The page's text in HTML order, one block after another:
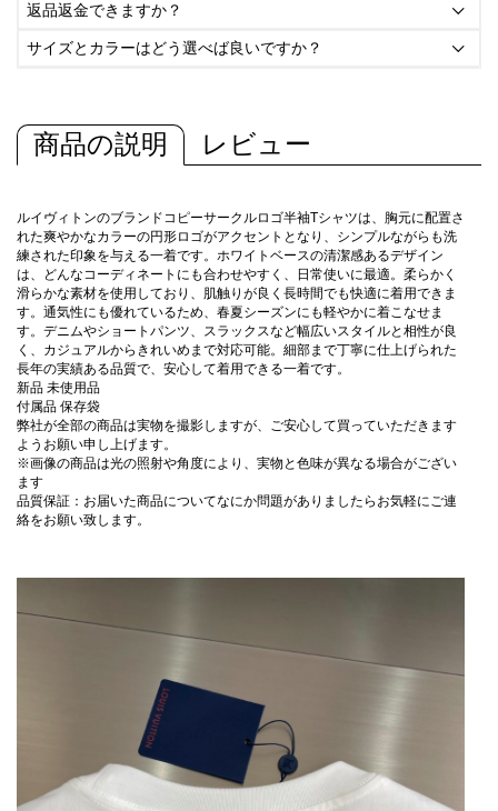
返品返金できますか？ 
サイズとカラーはどう選べば良いですか？ 
商品の説明 レビュー
ルイヴィトンのブランドコピーサークルロゴ半袖Tシャツは、胸元に配置さ
れた爽やかなカラーの円形ロゴがアクセントとなり、シンプルながらも洗
練された印象を与える一着です。ホワイトベースの清潔感あるデザイン
は、どんなコーディネートにも合わせやすく、日常使いに最適。柔らかく
滑らかな素材を使用しており、肌触りが良く長時間でも快適に着用できま
す。通気性にも優れているため、春夏シーズンにも軽やかに着こなせま
す。デニムやショートパンツ、スラックスなど幅広いスタイルと相性が良
く、カジュアルからきれいめまで対応可能。細部まで丁寧に仕上げられた
長年の実績ある品質で、安心して着用できる一着です。
新品 未使用品
付属品 保存袋
弊社が全部の商品は実物を撮影しますが、ご安心して買っていただきます
ようお願い申し上げます。
※画像の商品は光の照射や角度により、実物と色味が異なる場合がござい
ます
品質保証：お届いた商品についてなにか問題がありましたらお気軽にご連
絡をお願い致します。